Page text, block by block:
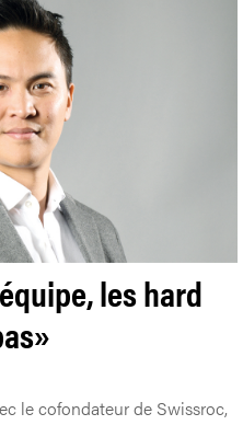
les hard
le cofondateur de Swissroc,